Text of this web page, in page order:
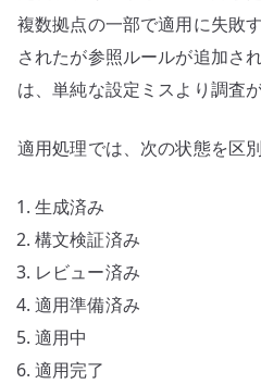
複数拠点の一部で適用に失敗
されたが参照ルールが追加さ
は、単純な設定ミスより調査
適用処理では、次の状態を区別
生成済み
構文検証済み
レビュー済み
適用準備済み
適用中
適用完了